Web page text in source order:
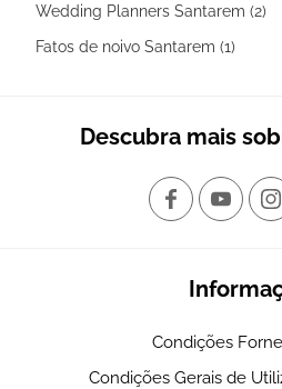
Wedding Planners Santarem (2)
Fatos de noivo Santarem (1)
Descubra mais
Condições
Condições Gerais de